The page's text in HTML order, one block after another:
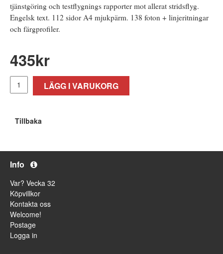
tjänstgöring och testflygnings rapporter mot allerat stridsflyg.
Engelsk text. 112 sidor A4 mjukpärm. 138 foton + linjeritningar
och färgprofiler.
435kr
LÄGG I VARUKORG
Tillbaka
Info
Var? Vecka 32
Köpvillkor
Kontakta oss
Welcome!
Postage
Logga in